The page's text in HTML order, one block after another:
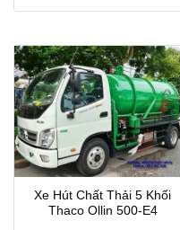
Xe Hút Chất Thải 5 Khối
Thaco Ollin 500-E4